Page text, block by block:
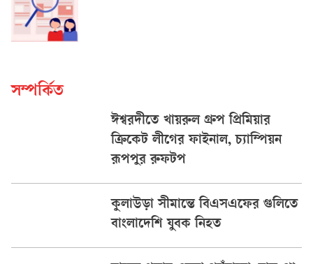
সম্পর্কিত
ঈশ্বরদীতে খায়রুল গ্রুপ প্রিমিয়ার
ক্রিকেট লীগের ফাইনাল, চ্যাম্পিয়ন
রূপপুর রুফটপ
কুলাউড়া সীমান্তে বিএসএফের গুলিতে
বাংলাদেশি যুবক নিহত